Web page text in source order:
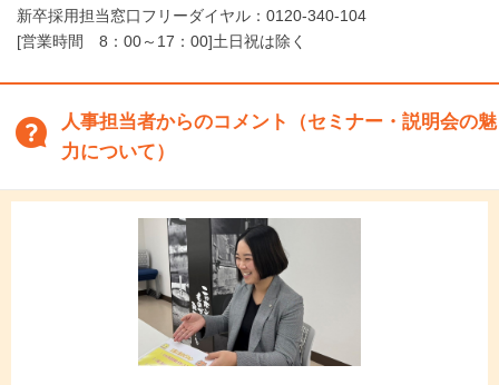
新卒採用担当窓口フリーダイヤル：0120-340-104
[営業時間 8：00～17：00]土日祝は除く
人事担当者からのコメント（セミナー・説明会の魅
力について）